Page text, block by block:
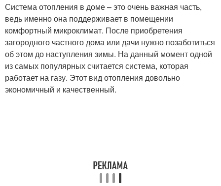
Система отопления в доме – это очень важная часть,
ведь именно она поддерживает в помещении
комфортный микроклимат. После приобретения
загородного частного дома или дачи нужно позаботиться
об этом до наступления зимы. На данный момент одной
из самых популярных считается система, которая
работает на газу. Этот вид отопления довольно
экономичный и качественный.